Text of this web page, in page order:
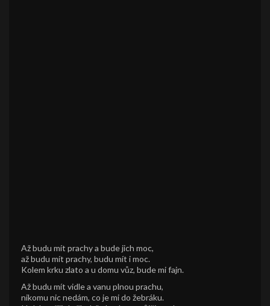
Až budu mít prachy a bude jich moc,
až budu mít prachy, budu mít i moc.
Kolem krku zlato a u domu vůz, bude mi fajn.
Až budu mít vidle a vanu plnou prachu,
nikomu nic nedám, co je mi do žebráku.